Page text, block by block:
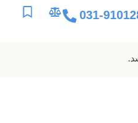
031-